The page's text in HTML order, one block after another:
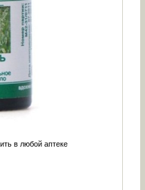
в любой аптеке